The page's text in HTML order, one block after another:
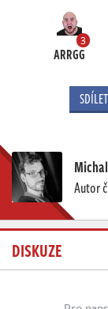
3
ARRGG
Autor
DISKUZE